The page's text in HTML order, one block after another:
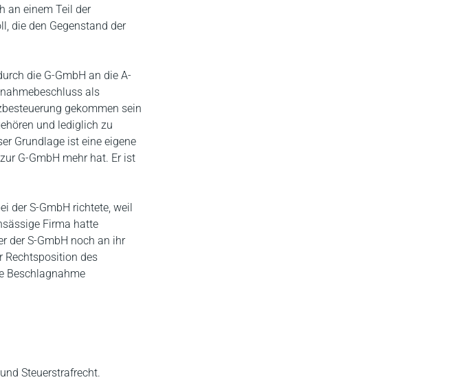
an einem Teil der
die den Gegenstand der
die G-GmbH an die A-
als
gekommen sein
und lediglich zu
Grundlage ist eine eigene
G-GmbH mehr hat. Er ist
der S-GmbH richtete, weil
Firma hatte
der S-GmbH noch an ihr
Rechtsposition des
Beschlagnahme
Steuerstrafrecht.